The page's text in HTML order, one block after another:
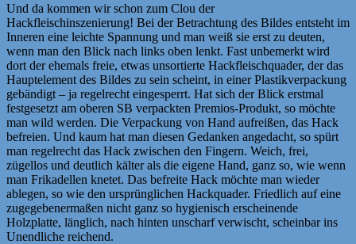
Und da kommen wir schon zum Clou der
Hackfleischinszenierung! Bei der Betrachtung des Bildes entsteht im
Inneren eine leichte Spannung und man weiß sie erst zu deuten,
wenn man den Blick nach links oben lenkt. Fast unbemerkt wird
dort der ehemals freie, etwas unsortierte Hackfleischquader, der das
Hauptelement des Bildes zu sein scheint, in einer Plastikverpackung
gebändigt – ja regelrecht eingesperrt. Hat sich der Blick erstmal
festgesetzt am oberen SB verpackten Premios-Produkt, so möchte
man wild werden. Die Verpackung von Hand aufreißen, das Hack
befreien. Und kaum hat man diesen Gedanken angedacht, so spürt
man regelrecht das Hack zwischen den Fingern. Weich, frei,
zügellos und deutlich kälter als die eigene Hand, ganz so, wie wenn
man Frikadellen knetet. Das befreite Hack möchte man wieder
ablegen, so wie den ursprünglichen Hackquader. Friedlich auf eine
zugegebenermaßen nicht ganz so hygienisch erscheinende
Holzplatte, länglich, nach hinten unscharf verwischt, scheinbar ins
Unendliche reichend.